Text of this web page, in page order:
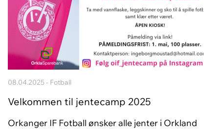
08.04.2025 - Fotball
Velkommen til jentecamp 2025
Orkanger IF Fotball ønsker alle jenter i Orkland